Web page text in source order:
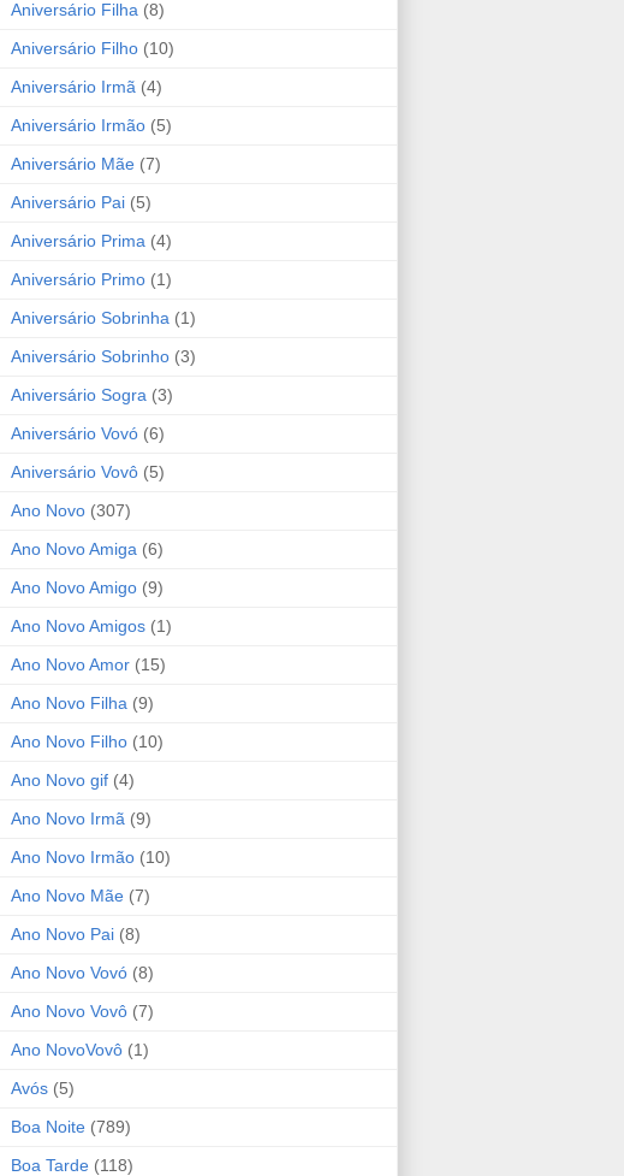
Aniversário Filha (8)
Aniversário Filho (10)
Aniversário Irmã (4)
Aniversário Irmão (5)
Aniversário Mãe (7)
Aniversário Pai (5)
Aniversário Prima (4)
Aniversário Primo (1)
Aniversário Sobrinha (1)
Aniversário Sobrinho (3)
Aniversário Sogra (3)
Aniversário Vovó (6)
Aniversário Vovô (5)
Ano Novo (307)
Ano Novo Amiga (6)
Ano Novo Amigo (9)
Ano Novo Amigos (1)
Ano Novo Amor (15)
Ano Novo Filha (9)
Ano Novo Filho (10)
Ano Novo gif (4)
Ano Novo Irmã (9)
Ano Novo Irmão (10)
Ano Novo Mãe (7)
Ano Novo Pai (8)
Ano Novo Vovó (8)
Ano Novo Vovô (7)
Ano NovoVovô (1)
Avós (5)
Boa Noite (789)
Boa Tarde (118)